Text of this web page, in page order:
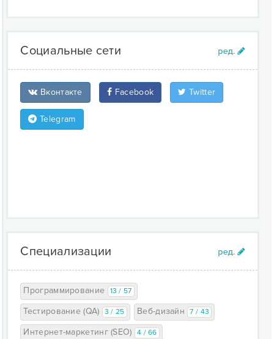
Социальные сети
Вконтакте Facebook Twitter
Telegram
Специализации
Программирование 13 / 57
Тестирование (QA) 3 / 25 Веб-дизайн 7 / 43
Интернет-маркетинг (SEO) 4 / 66